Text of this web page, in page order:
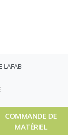
COMMANDE DE
MATÉRIEL
LAFAB